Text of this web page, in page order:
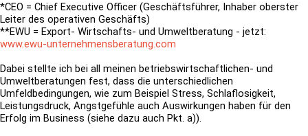
*CEO = Chief Executive Officer (Geschäftsführer, Inhaber oberster
Leiter des operativen Geschäfts)
**EWU = Export- Wirtschafts- und Umweltberatung - jetzt:
www.ewu-unternehmensberatung.com
Dabei stellte ich bei all meinen betriebswirtschaftlichen- und
Umweltberatungen fest, dass die unterschiedlichen
Umfeldbedingungen, wie zum Beispiel Stress, Schlaflosigkeit,
Leistungsdruck, Angstgefühle auch Auswirkungen haben für den
Erfolg im Business (siehe dazu auch Pkt. a)).